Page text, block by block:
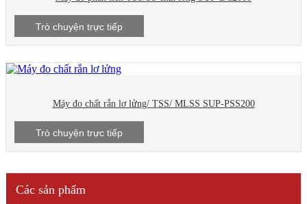
Trò chuyện trực tiếp
Máy đo chất rắn lơ lửng/ TSS/ MLSS SUP-PSS200
Trò chuyện trực tiếp
Các sản phẩm